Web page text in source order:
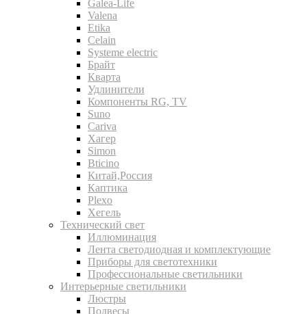
Galea-Life
Valena
Etika
Celain
Systeme electric
Брайт
Кварта
Удлинители
Компоненты RG, TV
Suno
Cariva
Хагер
Simon
Bticino
Китай,Россия
Каптика
Plexo
Хегель
Технический свет
Иллюминация
Лента светодиодная и комплектующие
Приборы для светотехники
Профессиональные светильники
Интерьерные светильники
Люстры
Подвесы